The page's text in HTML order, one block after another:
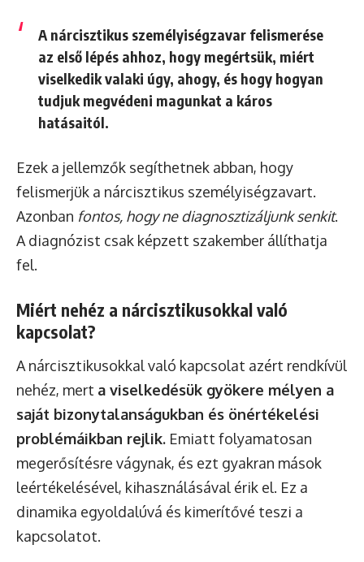
A nárcisztikus személyiségzavar felismerése
az első lépés ahhoz, hogy megértsük, miért
viselkedik valaki úgy, ahogy, és hogy hogyan
tudjuk megvédeni magunkat a káros
hatásaitól.
Ezek a jellemzők segíthetnek abban, hogy
felismerjük a nárcisztikus személyiségzavart.
Azonban fontos, hogy ne diagnosztizáljunk senkit.
A diagnózist csak képzett szakember állíthatja
fel.
Miért nehéz a nárcisztikusokkal való
kapcsolat?
A nárcisztikusokkal való kapcsolat azért rendkívül
nehéz, mert a viselkedésük gyökere mélyen a
saját bizonytalanságukban és önértékelési
problémáikban rejlik. Emiatt folyamatosan
megerősítésre vágynak, és ezt gyakran mások
leértékelésével, kihasználásával érik el. Ez a
dinamika egyoldalúvá és kimerítővé teszi a
kapcsolatot.